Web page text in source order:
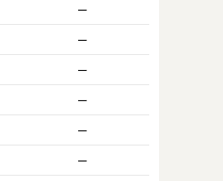
ー
ー
ー
ー
ー
ー